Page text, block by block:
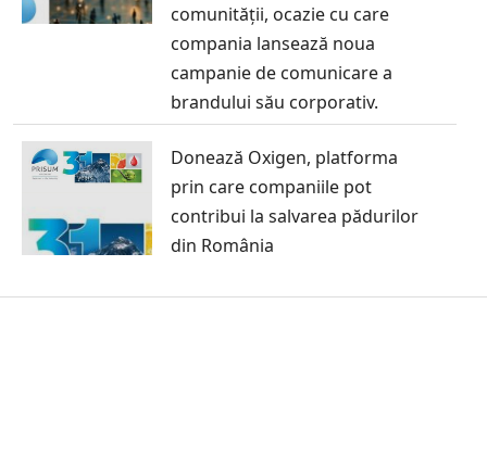
comunității, ocazie cu care
compania lansează noua
campanie de comunicare a
brandului său corporativ.
Donează Oxigen, platforma
prin care companiile pot
contribui la salvarea pădurilor
din România